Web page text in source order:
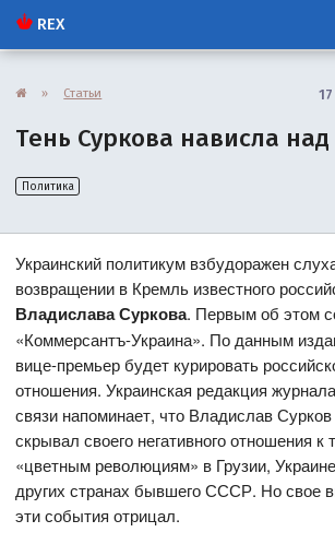
REX
» Статьи
Тень Суркова нависла
Политика
Украинский политикум взбудоражен
возвращении в Кремль известного
Владислава Суркова. Первым об этом
«Коммерсантъ-Украина». По данным
вице-премьер будет курировать
отношения. Украинская редакция
связи напоминает, что Владислав Сурков
скрывал своего негативного отношения
«цветным революциям» в Грузии,
других странах бывшего СССР. Но свое
эти события отрицал.